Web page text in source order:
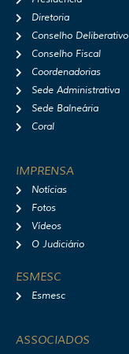
Diretoria
Conselho Deliberativo
Conselho Fiscal
Coordenadorias
Sede Administrativa
Sede Balneária
Coral
IMPRENSA
Notícias
Fotos
Vídeos
O Judiciário
ESMESC
Esmesc
ASSOCIADOS